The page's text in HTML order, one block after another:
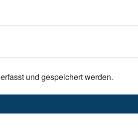
erfasst und gespeichert werden.